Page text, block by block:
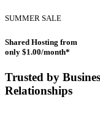
SUMMER SALE
Shared Hosting from
only $1.00/month*
Trusted by
Relationships